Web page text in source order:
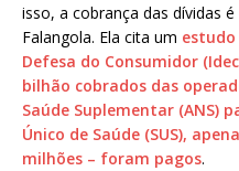
isso, a cobrança das dívidas
Falangola. Ela cita um
Defesa do Consumidor
bilhão cobrados das
Saúde Suplementar (ANS)
Único de Saúde (SUS),
milhões – foram pagos.